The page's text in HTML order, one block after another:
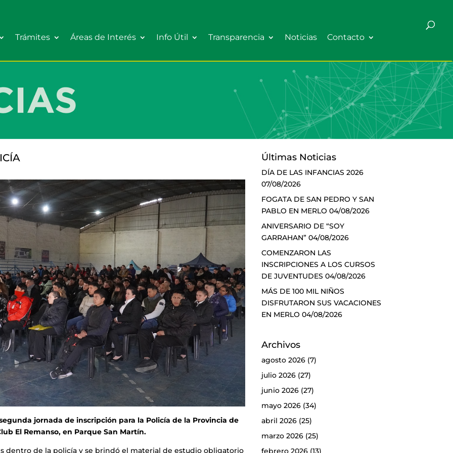
Trámites Áreas de Interés Info Útil Transparencia Noticias Contacto
jornada de inscripción para la Policía de la Provincia de
El Remanso, en Parque San Martín.
dentro de la policía y se brindó el material de estudio obligatorio
Últimas Noticias
DÍA DE LAS INFANCIAS 2026
07/08/2026
FOGATA DE SAN PEDRO Y SAN
PABLO EN MERLO 04/08/2026
ANIVERSARIO DE “SOY
GARRAHAN” 04/08/2026
COMENZARON LAS
INSCRIPCIONES A LOS CURSOS
DE JUVENTUDES 04/08/2026
MÁS DE 100 MIL NIÑOS
DISFRUTARON SUS VACACIONES
EN MERLO 04/08/2026
Archivos
agosto 2026(7)
julio 2026(27)
junio 2026(27)
mayo 2026(34)
abril 2026(25)
marzo 2026(25)
febrero 2026(13)